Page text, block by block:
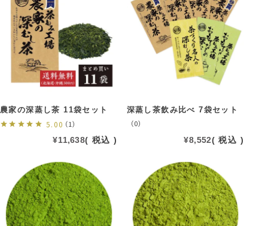
農家の深蒸し茶 11袋セット
5.00 （1）
¥11,638 税込
深蒸し茶飲み比べ 7袋セット
（0）
¥8,552 税込